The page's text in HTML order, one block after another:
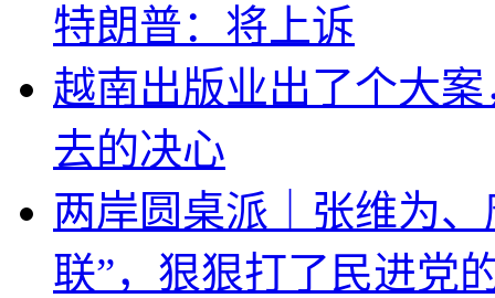
特朗普：将上诉
越南出版业出了个大
去的决心
两岸圆桌派｜张维为
联”，狠狠打了民进党